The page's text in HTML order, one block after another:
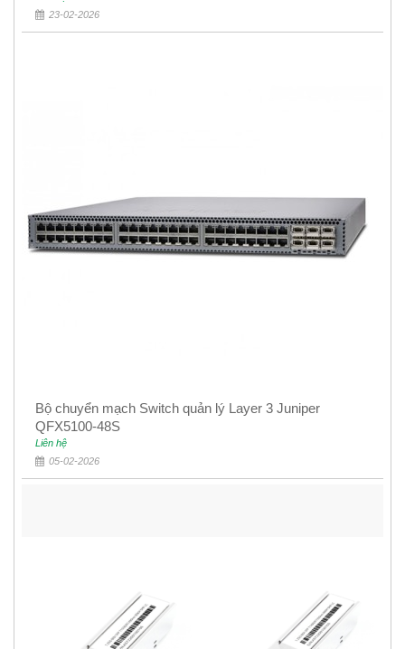
23-02-2026
Bộ chuyển mạch Switch quản lý Layer 3 Juniper
QFX5100-48S
Liên hệ
05-02-2026